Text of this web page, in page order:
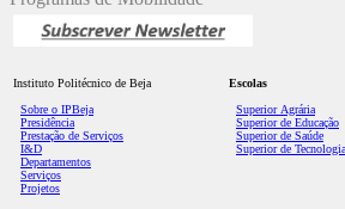
Instituto Politécnico de Beja
Sobre o IPBeja
Presidência
Prestação de Serviços
I&D
Departamentos
Serviços
Projetos
Escolas
Superior Agrária
Superior de Educação
Superior de Saúde
Superior de